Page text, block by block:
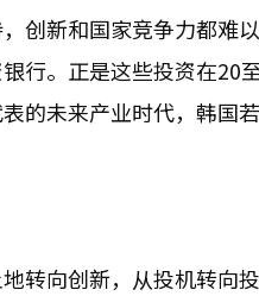
创新和国家竞争力都难
行。正是这些投资在20
的未来产业时代，韩国
转向创新，从投机转向投